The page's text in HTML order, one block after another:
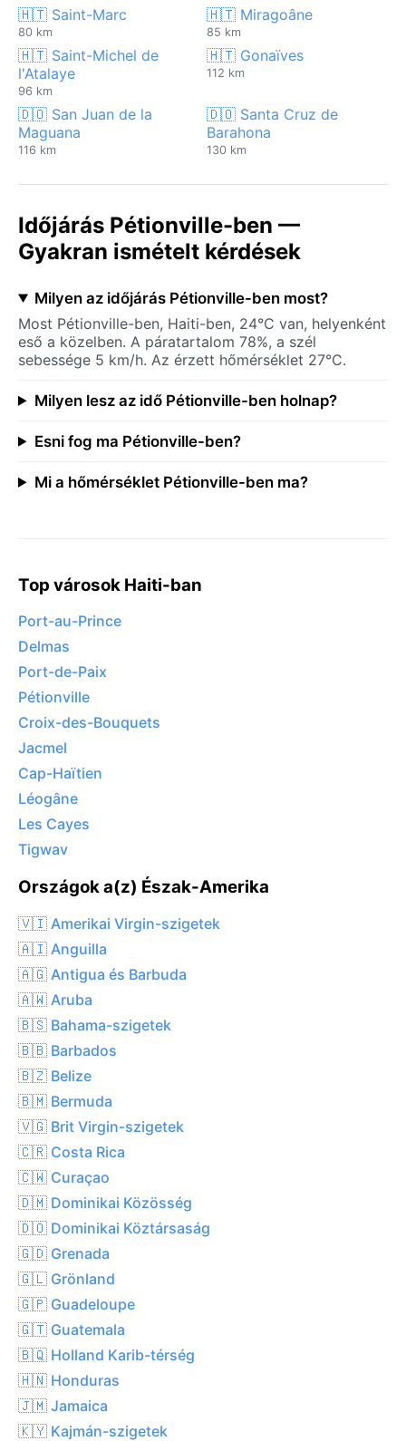
🇭🇹 Saint-Marc
80 km
🇭🇹 Miragoâne
85 km
🇭🇹 Saint-Michel de
l'Atalaye
96 km
🇭🇹 Gonaïves
112 km
🇩🇴 San Juan de la
Maguana
116 km
🇩🇴 Santa Cruz de
Barahona
130 km
Időjárás Pétionville-ben —
Gyakran ismételt kérdések
Milyen az időjárás Pétionville-ben most?
Most Pétionville-ben, Haiti-ben, 24°C van, helyenként
eső a közelben. A páratartalom 78%, a szél
sebessége 5 km/h. Az érzett hőmérséklet 27°C.
Milyen lesz az idő Pétionville-ben holnap?
Esni fog ma Pétionville-ben?
Mi a hőmérséklet Pétionville-ben ma?
Top városok Haiti-ban
Port-au-Prince
Delmas
Port-de-Paix
Pétionville
Croix-des-Bouquets
Jacmel
Cap-Haïtien
Léogâne
Les Cayes
Tigwav
Országok a(z) Észak-Amerika
🇻🇮 Amerikai Virgin-szigetek
🇦🇮 Anguilla
🇦🇬 Antigua és Barbuda
🇦🇼 Aruba
🇧🇸 Bahama-szigetek
🇧🇧 Barbados
🇧🇿 Belize
🇧🇲 Bermuda
🇻🇬 Brit Virgin-szigetek
🇨🇷 Costa Rica
🇨🇼 Curaçao
🇩🇲 Dominikai Közösség
🇩🇴 Dominikai Köztársaság
🇬🇩 Grenada
🇬🇱 Grönland
🇬🇵 Guadeloupe
🇬🇹 Guatemala
🇧🇶 Holland Karib-térség
🇭🇳 Honduras
🇯🇲 Jamaica
🇰🇾 Kajmán-szigetek